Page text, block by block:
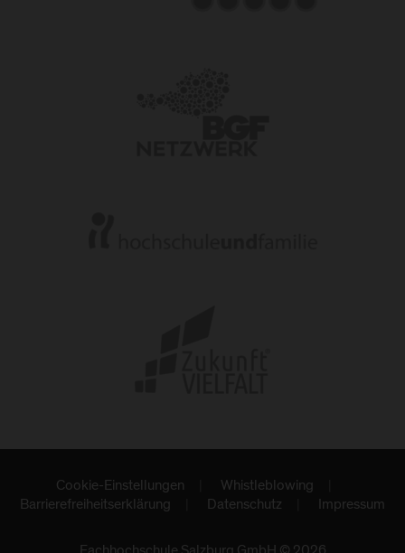
Cookie-Einstellungen
Whistleblowing
Barrierefreiheitserklärung
Datenschutz Impressum